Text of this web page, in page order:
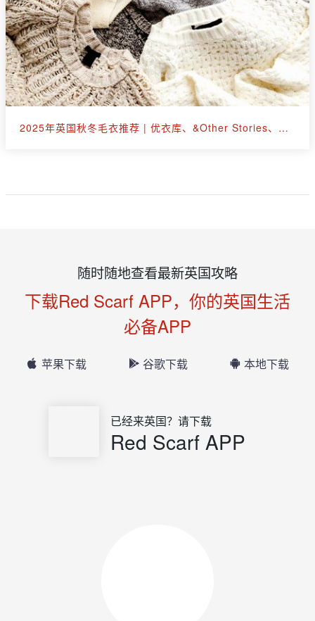
2025年英国秋冬毛衣推荐 | 优衣库、&Other Stories、拉夫劳伦等30+款
随时随地查看最新英国攻略
下载Red Scarf APP，你的英国生活
必备APP
苹果下载 谷歌下载 本地下载
已经来英国？请下载
Red Scarf APP